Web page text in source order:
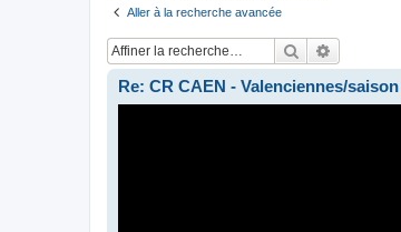
Aller à la recherche avancée
Rechercher
Re: CR CAEN - Valenciennes/saison